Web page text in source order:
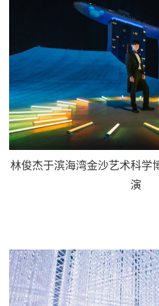
林俊杰于滨海湾金沙艺术科学
演